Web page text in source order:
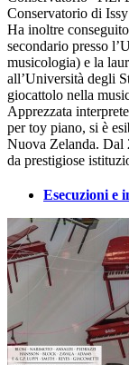
Conservatorio di
Ha inoltre
secondario presso
musicologia) e la
all’Università degli
giocattolo nella
Apprezzata
per toy piano, si è
Nuova Zelanda. Dal
da prestigiose
Esecuzioni e